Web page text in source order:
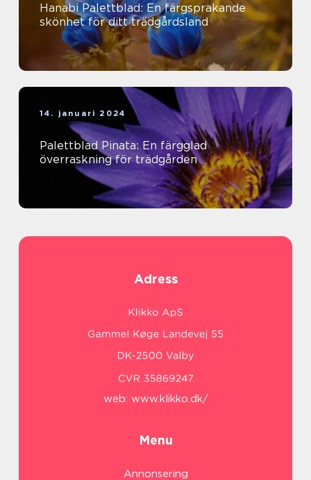
Hanabi Palettblad: En färgsprakande
skönhet för ditt trädgårdsland
14. januari 2024
Palettblad Pinata: En färgglad
överraskning för trädgården
Adress
web: www.klikko.dk/
Menu
Annonsering